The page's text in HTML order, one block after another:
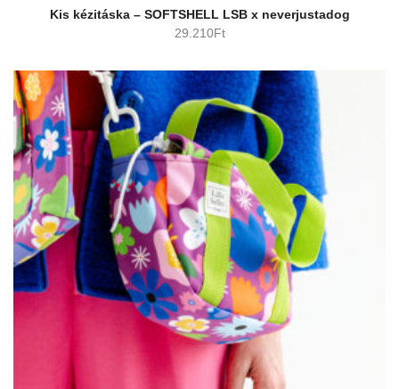
Kis kézitáska – SOFTSHELL LSB x neverjustadog
29.210Ft